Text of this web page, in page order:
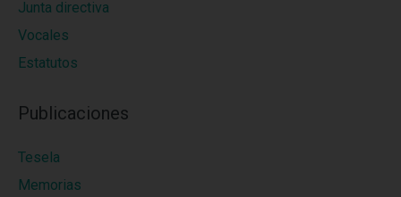
Junta directiva
Vocales
Estatutos
Publicaciones
Tesela
Memorias